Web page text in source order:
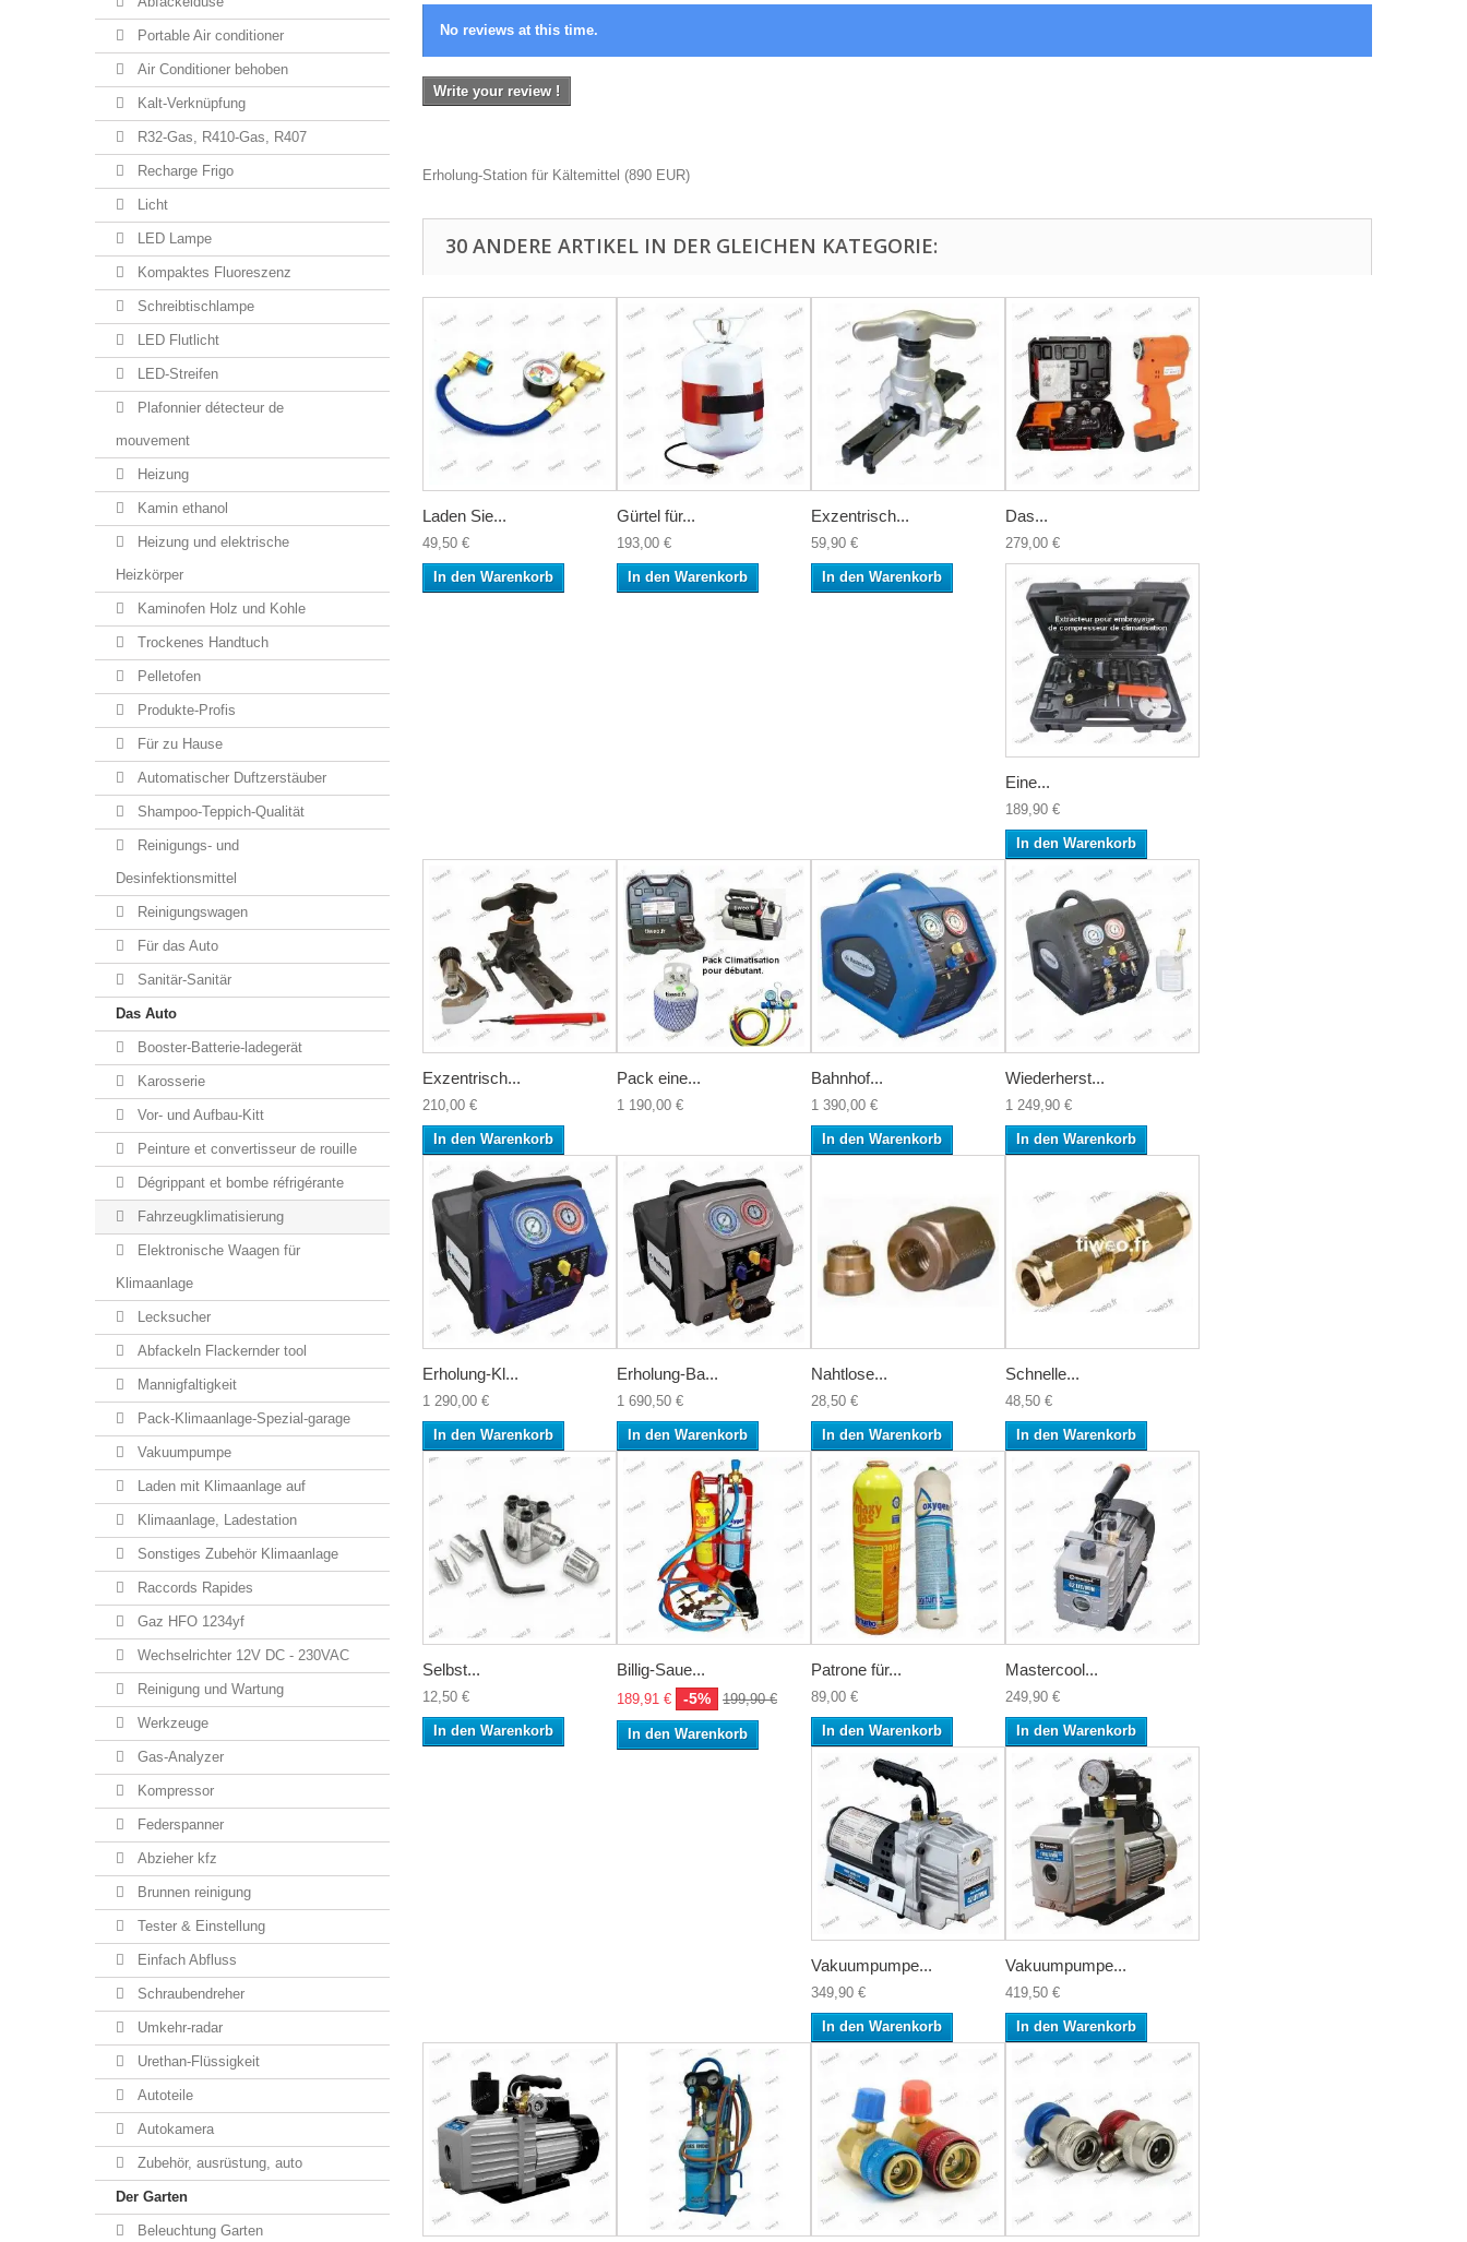
Portable Air conditioner
Air Conditioner behoben
Kalt-Verknüpfung
R32-Gas, R410-Gas, R407
Recharge Frigo
Licht
LED Lampe
Kompaktes Fluoreszenz
Schreibtischlampe
LED Flutlicht
LED-Streifen
Plafonnier détecteur de
mouvement
Heizung
Kamin ethanol
Heizung und elektrische
Heizkörper
Kaminofen Holz und Kohle
Trockenes Handtuch
Pelletofen
Produkte-Profis
Für zu Hause
Automatischer Duftzerstäuber
Shampoo-Teppich-Qualität
Reinigungs- und
Desinfektionsmittel
Reinigungswagen
Für das Auto
Sanitär-Sanitär
Das Auto
Booster-Batterie-ladegerät
Karosserie
Vor- und Aufbau-Kitt
Peinture et convertisseur de rouille
Dégrippant et bombe réfrigérante
Fahrzeugklimatisierung
Elektronische Waagen für
Klimaanlage
Lecksucher
Abfackeln Flackernder tool
Mannigfaltigkeit
Pack-Klimaanlage-Spezial-garage
Vakuumpumpe
Laden mit Klimaanlage auf
Klimaanlage, Ladestation
Sonstiges Zubehör Klimaanlage
Raccords Rapides
Gaz HFO 1234yf
Wechselrichter 12V DC - 230VAC
Reinigung und Wartung
Werkzeuge
Gas-Analyzer
Kompressor
Federspanner
Abzieher kfz
Brunnen reinigung
Tester & Einstellung
Einfach Abfluss
Schraubendreher
Umkehr-radar
Urethan-Flüssigkeit
Autoteile
Autokamera
Zubehör, ausrüstung, auto
Der Garten
Beleuchtung Garten
No reviews at this time.
Write your review !
Erholung-Station für Kältemittel (890 EUR)
30 ANDERE ARTIKEL IN DER GLEICHEN KATEGORIE:
Laden Sie...
49,50 €
In den Warenkorb
Gürtel für...
193,00 €
In den Warenkorb
Exzentrisch...
59,90 €
In den Warenkorb
Das...
279,00 €
Eine...
189,90 €
In den Warenkorb
Exzentrisch...
210,00 €
In den Warenkorb
Pack eine...
1 190,00 €
Bahnhof...
1 390,00 €
In den Warenkorb
Wiederherst...
1 249,90 €
In den Warenkorb
Erholung-Kl...
1 290,00 €
In den Warenkorb
Erholung-Ba...
1 690,50 €
In den Warenkorb
Nahtlose...
28,50 €
In den Warenkorb
Schnelle...
48,50 €
In den Warenkorb
Selbst...
12,50 €
In den Warenkorb
Billig-Saue...
189,91 € -5% 199,90 €
In den Warenkorb
Patrone für...
89,00 €
In den Warenkorb
Mastercool...
249,90 €
In den Warenkorb
Vakuumpumpe...
349,90 €
In den Warenkorb
Vakuumpumpe...
419,50 €
In den Warenkorb